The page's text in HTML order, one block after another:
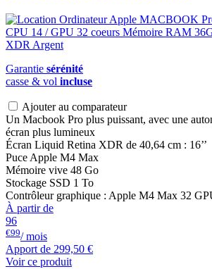
Garantie sérénité
casse & vol incluse
Ajouter au comparateur
Un Macbook Pro plus puissant, avec une
écran plus lumineux
Écran Liquid Retina XDR de 40,64 cm : 16’’
Puce Apple M4 Max
Mémoire vive 48 Go
Stockage SSD 1 To
Contrôleur graphique : Apple M4 Max 32
À partir de
96
€99/ mois
Apport de 299,50 €
Voir ce produit